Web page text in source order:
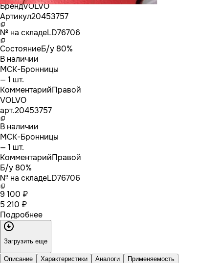
БрендVOLVO
Артикул20453757
№ на складеLD76706
СостояниеБ/у 80%
В наличии
МСК-Бронницы
— 1 шт.
КомментарийПравой
VOLVO
арт.20453757
В наличии
МСК-Бронницы
— 1 шт.
КомментарийПравой
Б/у 80%
№ на складеLD76706
9 100 ₽
5 210 ₽
Подробнее
Загрузить еще
Описание Характеристики Аналоги Применяемость